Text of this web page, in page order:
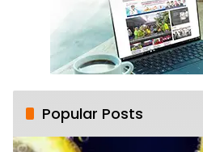
Popular Posts